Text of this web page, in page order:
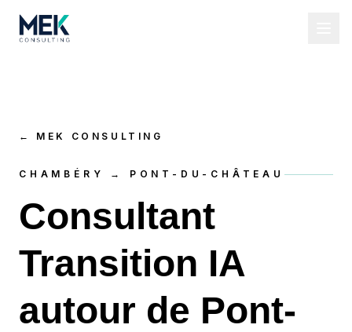
← MEK CONSULTING
CHAMBÉRY → PONT-DU-CHÂTEAU
Consultant
Transition IA
autour de Pont-